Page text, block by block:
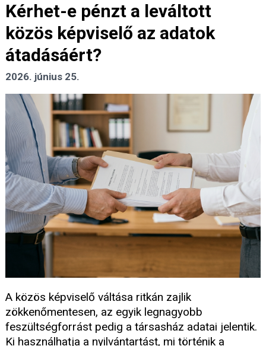
Kérhet-e pénzt a leváltott
közös képviselő az adatok
átadásáért?
2026. június 25.
A közös képviselő váltása ritkán zajlik
zökkenőmentesen, az egyik legnagyobb
feszültségforrást pedig a társasház adatai jelentik.
Ki használhatja a nyilvántartást, mi történik a